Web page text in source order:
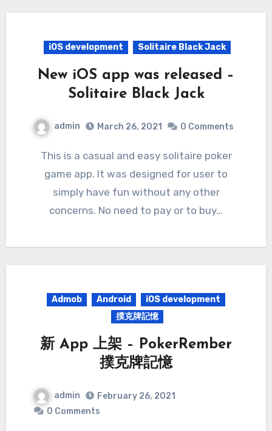
iOS development Solitaire Black Jack
New iOS app was released –
Solitaire Black Jack
admin March 26, 2021 0 Comments
This is a casual and easy solitaire poker
game app. It was designed for user to
simply have fun without any other
concerns. No need to pay or to buy…
Admob Android
iOS development
撲克牌記憶
新 App 上架 – PokerRember
撲克牌記憶
admin
February 26, 2021
0 Comments